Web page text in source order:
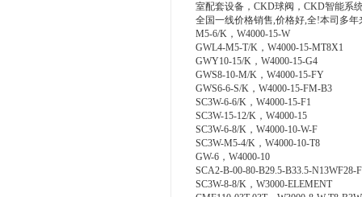
室配套设备，CKD球阀，CKD智能
全国一线价格销售,价格好,全!本司多
M5-6/K，W4000-15-W
GWL4-M5-T/K，W4000-15-MT8X1
GWY10-15/K，W4000-15-G4
GWS8-10-M/K，W4000-15-FY
GWS6-6-S/K，W4000-15-FM-B3
SC3W-6-6/K，W4000-15-F1
SC3W-15-12/K，W4000-15
SC3W-6-8/K，W4000-10-W-F
SC3W-M5-4/K，W4000-10-T8
GW-6，W4000-10
SCA2-B-00-80-B29.5-B33.5-N13WF28-
SC3W-8-8/K，W3000-ELEMENT